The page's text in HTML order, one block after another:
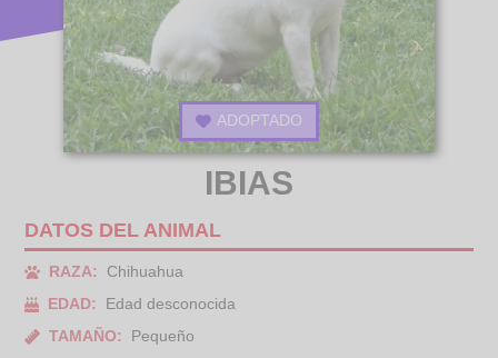
ADOPTADO
IBIAS
DATOS DEL ANIMAL
RAZA:
Chihuahua
EDAD:
Edad desconocida
TAMAÑO:
Pequeño